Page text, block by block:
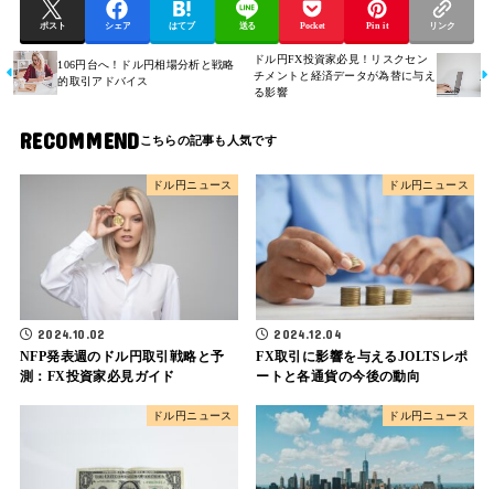
ポスト シェア はてブ 送る Pocket Pin it リンク
106円台へ！ドル円相場分析と戦略
的取引アドバイス
ドル円FX投資家必見！リスクセン
チメントと経済データが為替に与え
る影響
RECOMMEND
ドル円ニュース
2024.10.02
NFP発表週のドル円取引戦略と予
測：FX投資家必見ガイド
ドル円ニュース
2024.12.04
FX取引に影響を与えるJOLTSレポ
ートと各通貨の今後の動向
ドル円ニュース ドル円ニュース